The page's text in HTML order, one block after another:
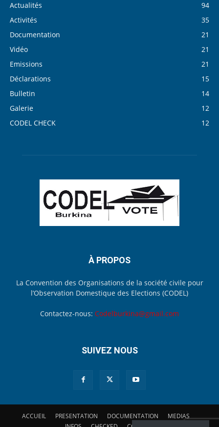
Actualités
94
Activités
35
Documentation
21
Vidéo
21
Emissions
21
Déclarations
15
Bulletin
14
Galerie
12
CODEL CHECK
12
À PROPOS
La Convention des Organisations de la société civile pour
l’Observation Domestique des Elections (CODEL)
Contactez-nous: Codelburkina@gmail.com
SUIVEZ NOUS
ACCUEIL PRESENTATION DOCUMENTATION
MEDIAS